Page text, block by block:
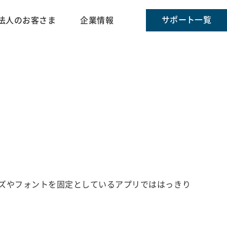
人のお客さま 企業情報 サポート一覧
フォントを固定としているアプリでははっきり